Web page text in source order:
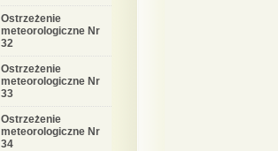
Ostrzeżenie
meteorologiczne Nr
32
Ostrzeżenie
meteorologiczne Nr
33
Ostrzeżenie
meteorologiczne Nr
34